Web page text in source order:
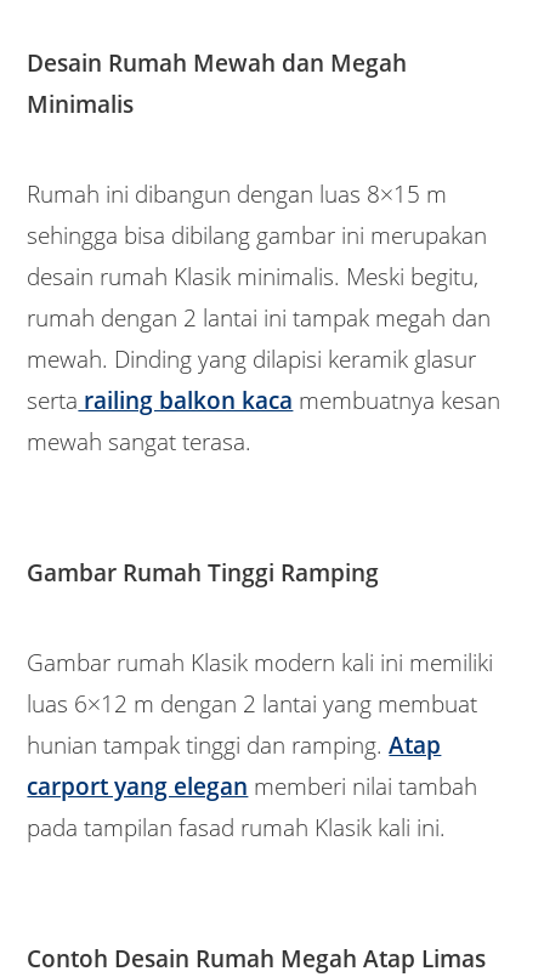
Desain Rumah Mewah dan Megah
Minimalis
Rumah ini dibangun dengan luas 8×15 m
sehingga bisa dibilang gambar ini merupakan
desain rumah Klasik minimalis. Meski begitu,
rumah dengan 2 lantai ini tampak megah dan
mewah. Dinding yang dilapisi keramik glasur
serta railing balkon kaca membuatnya kesan
mewah sangat terasa.
Gambar Rumah Tinggi Ramping
Gambar rumah Klasik modern kali ini memiliki
luas 6×12 m dengan 2 lantai yang membuat
hunian tampak tinggi dan ramping.Atap
carport yang elegan memberi nilai tambah
pada tampilan fasad rumah Klasik kali ini.
Contoh Desain Rumah Megah Atap Limas